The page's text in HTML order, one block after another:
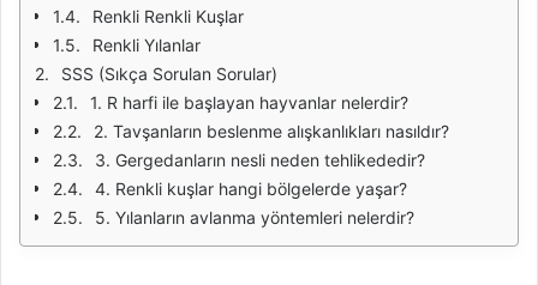
Renkli Renkli Kuşlar
Renkli Yılanlar
SSS (Sıkça Sorulan Sorular)
1. R harfi ile başlayan hayvanlar nelerdir?
2. Tavşanların beslenme alışkanlıkları nasıldır?
3. Gergedanların nesli neden tehlikededir?
4. Renkli kuşlar hangi bölgelerde yaşar?
5. Yılanların avlanma yöntemleri nelerdir?